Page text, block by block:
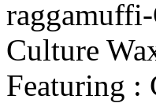
Culture
Featuring :